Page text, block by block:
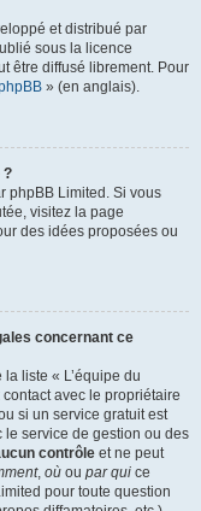
et distribué par
sous la licence
être diffusé librement. Pour
» (en anglais).
?
phpBB Limited. Si vous
visitez la page
des idées proposées ou
concernant ce
liste « L’équipe du
avec le propriétaire
si un service gratuit est
le service de gestion ou des
contrôle et ne peut
, où ou par qui ce
pour toute question